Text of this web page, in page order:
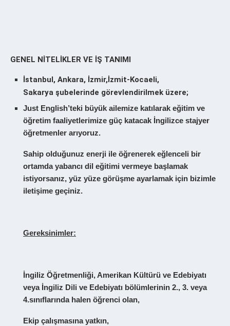
GENEL NİTELİKLER VE İŞ TANIMI
İstanbul, Ankara, İzmir,İzmit-Kocaeli,
Sakarya şubelerinde görevlendirilmek üzere;
Just English’teki büyük ailemize katılarak eğitim ve
öğretim faaliyetlerimize güç katacak İngilizce stajyer
öğretmenler arıyoruz.
Sahip olduğunuz enerji ile öğrenerek eğlenceli bir
ortamda yabancı dil eğitimi vermeye başlamak
istiyorsanız, yüz yüze görüşme ayarlamak için bizimle
iletişime geçiniz.
Gereksinimler:
İngiliz Öğretmenliği, Amerikan Kültürü ve Edebiyatı
veya İngiliz Dili ve Edebiyatı bölümlerinin 2., 3. veya
4.sınıflarında halen öğrenci olan,
Ekip çalışmasına yatkın,